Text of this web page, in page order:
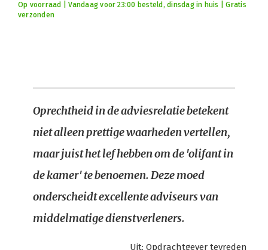
Op voorraad | Vandaag voor 23:00 besteld, dinsdag in huis | Gratis
verzonden
Oprechtheid in de adviesrelatie betekent
niet alleen prettige waarheden vertellen,
maar juist het lef hebben om de 'olifant in
de kamer' te benoemen. Deze moed
onderscheidt excellente adviseurs van
middelmatige dienstverleners.
Uit: Opdrachtgever tevreden